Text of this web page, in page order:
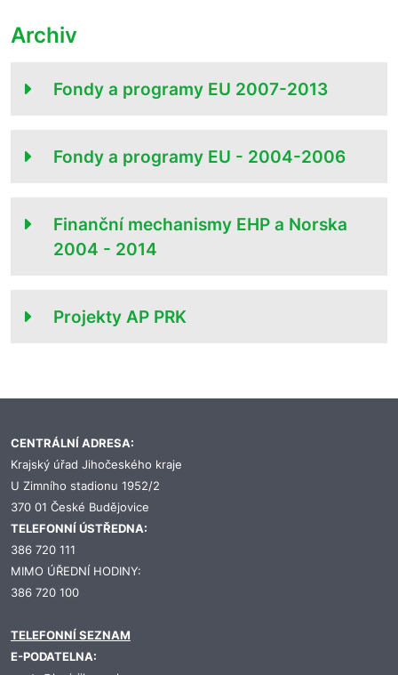
Archiv
Fondy a programy EU 2007-2013
Fondy a programy EU - 2004-2006
Finanční mechanismy EHP a Norska
2004 - 2014
Projekty AP PRK
CENTRÁLNÍ ADRESA:
Krajský úřad Jihočeského kraje
U Zimního stadionu 1952/2
370 01 České Budějovice
TELEFONNÍ ÚSTŘEDNA:
386 720 111
MIMO ÚŘEDNÍ HODINY:
386 720 100
TELEFONNÍ SEZNAM
E-PODATELNA: